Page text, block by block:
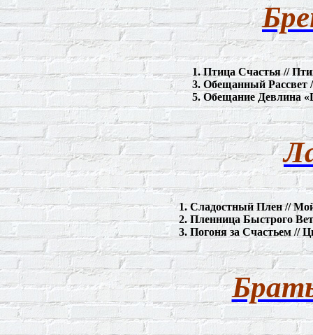
1. Птица Счастья //
3. Обещанный Рассвет
5. ОбещаниеДевлина«
1. Сладостный Плен //
2. Пленница Быстрого
3. Погоня за Счастьем //